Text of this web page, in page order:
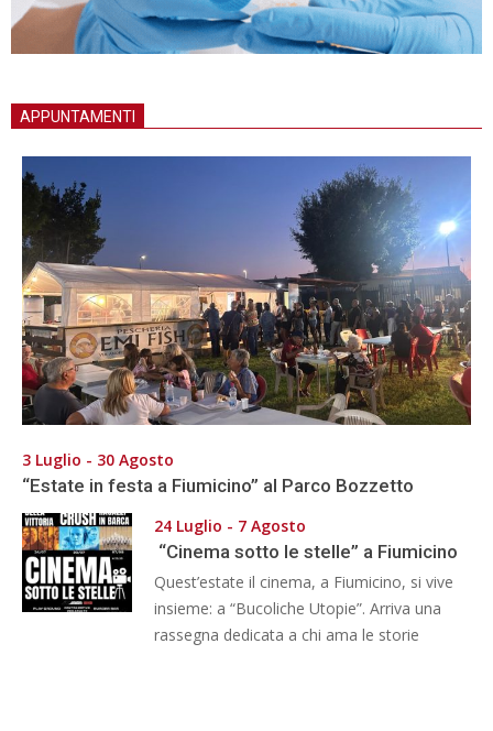
APPUNTAMENTI
3 Luglio - 30 Agosto
“Estate in festa a Fiumicino” al Parco Bozzetto
24 Luglio - 7 Agosto
“Cinema sotto le stelle” a Fiumicino
Quest’estate il cinema, a Fiumicino, si vive
insieme: a “Bucoliche Utopie”. Arriva una
rassegna dedicata a chi ama le storie